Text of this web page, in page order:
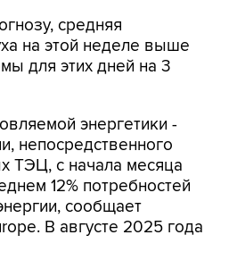
средняя
на этой неделе выше
для этих дней на 3
энергетики -
непосредственного
ТЭЦ, с начала месяца
12% потребностей
сообщает
В августе 2025 года